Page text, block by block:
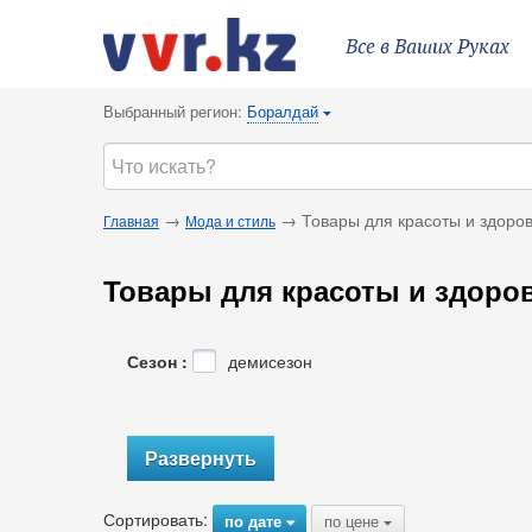
Все в Ваших Руках
Выбранный регион: Боралдай {
Главная → Мода и стиль → Товары для красоты и
Товары для красоты и
Сезон : демисезон
Развернуть
Сортировать: по дате{ по цене {